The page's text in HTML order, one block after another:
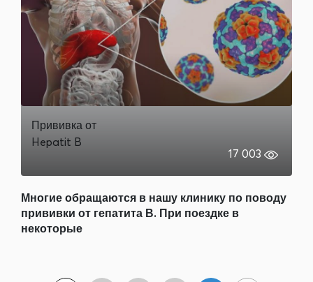
Прививка от
Hepatit B
17 003
Многие обращаются в нашу клинику по поводу
прививки от гепатита В. При поездке в
некоторые